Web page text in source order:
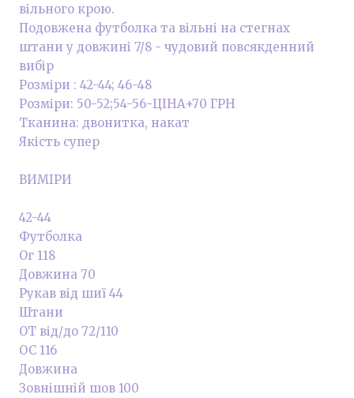
вільного крою.
Подовжена футболка та вільні на стегнах
штани у довжині 7/8 - чудовий повсякденний
вибір
Розміри : 42-44; 46-48
Розміри: 50-52;54-56-ЦІНА+70 ГРН
Тканина: двонитка, накат
Якість супер
ВИМІРИ
42-44
Футболка
Ог 118
Довжина 70
Рукав від шиї 44
Штани
ОТ від/до 72/110
ОС 116
Довжина
Зовнішній шов 100